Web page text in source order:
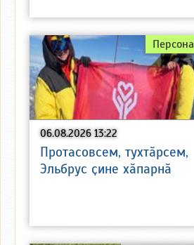
06.08.2026 13:22
Персона
Протасовсем, тухтӑрсем,
Эльбрус ҫине хӑпарнӑ